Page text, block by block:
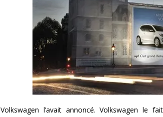
Volkswagen l’avait annoncé. Volkswagen le